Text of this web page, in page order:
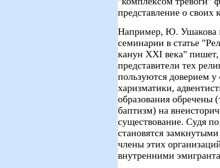
представление о своих
Например, Ю. Ушакова
семинарии в статье
канун XXI века"
представители тех
пользуются доверием
харизматики,
образования обречены
баптизм) на
существование. Судя
становятся
члены этих
внутренними